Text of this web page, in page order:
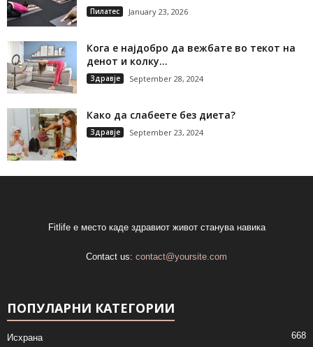
Пилатес January 23, 2026
Кога е најдобро да вежбате во текот на
денот и колку...
Здравје September 28, 2024
Како да слабеете без диета?
Здравје September 23, 2024
Fitlife е место каде здравиот живот станува навика
Contact us: contact@yoursite.com
ПОПУЛАРНИ КАТЕГОРИИ
Исхрана 668